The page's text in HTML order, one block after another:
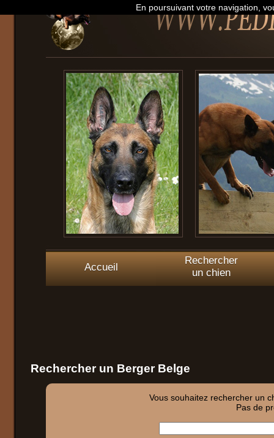
Accueil
Rechercher
un chien
Rechercher un Berger Belge
Vous souhaitez rechercher un
Pas de
En poursuivant votre navigation,